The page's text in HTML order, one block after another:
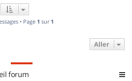
• Page 1 sur 1
Aller
forum